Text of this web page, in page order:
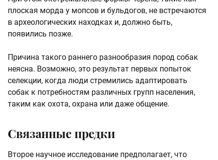
плоская морда у мопсов и бульдогов, не встречаются
в археологических находках и, должно быть,
появились позже.
Причина такого раннего разнообразия пород собак
неясна. Возможно, это результат первых попыток
селекции, когда люди стремились адаптировать
собак к потребностям различных групп населения,
таким как охота, охрана или даже общение.
Связанные предки
Второе научное исследование предполагает, что